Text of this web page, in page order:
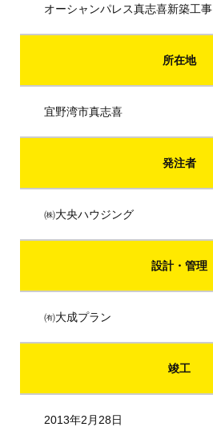
オーシャンパレス真志喜新築工事
所在地
宜野湾市真志喜
発注者
㈱大央ハウジング
設計・管理
㈲大成プラン
竣工
2013年2月28日